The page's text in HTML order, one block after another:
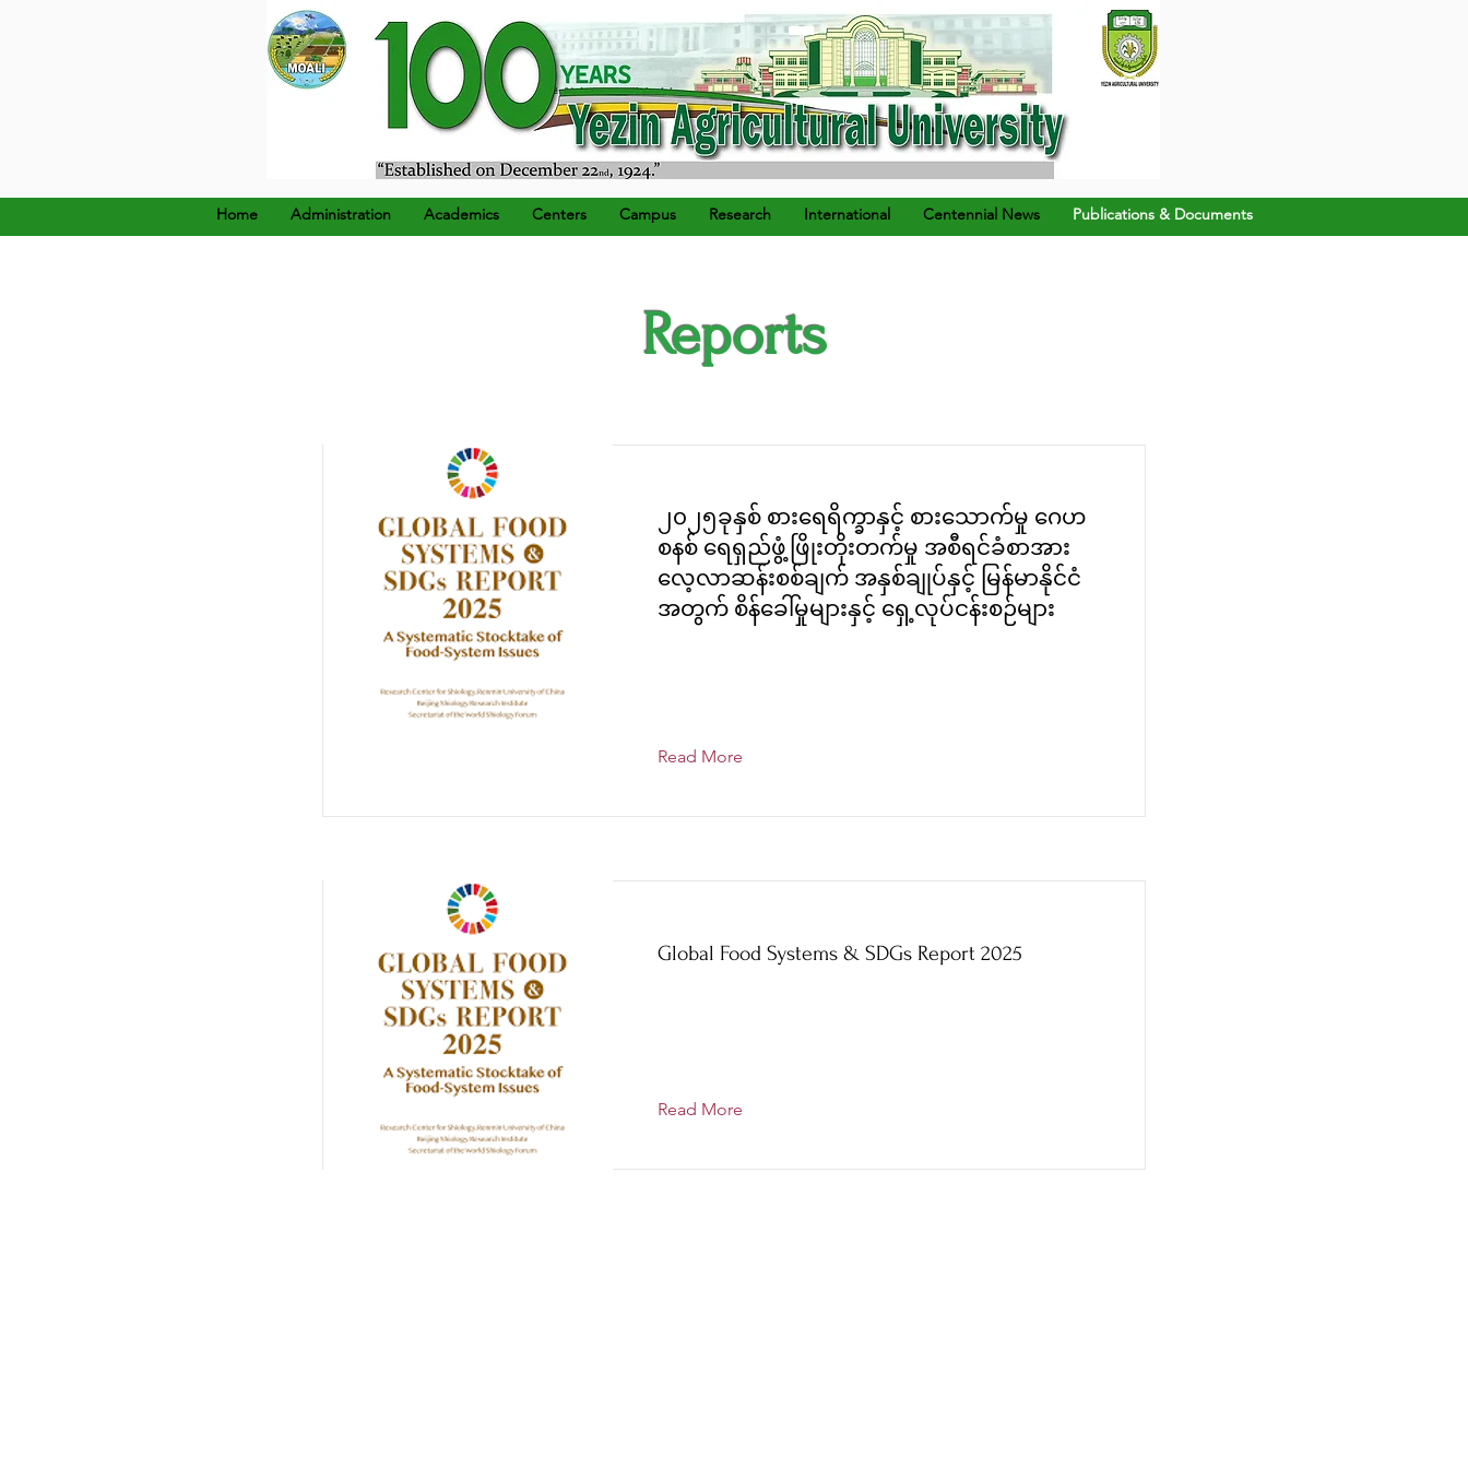
၁၉၂၄ ခုနှစ်၊ ဒီဇင်ဘာ (၂၂) ရက်နေ့တွင် စတင်တည်ထောင်သည်။
Home Administration Academics Centers Campus Research International Centennial News Publications & Documents
Reports
၂၀၂၅ခုနှစ် စားရေရိက္ခာနှင့် စားသောက်မှု ဂေဟ
စနစ် ရေရှည်ဖွံ့ဖြိုးတိုးတက်မှု အစီရင်ခံစာအား
လေ့လာဆန်းစစ်ချက် အနှစ်ချုပ်နှင့် မြန်မာနိုင်ငံ
အတွက် စိန်ခေါ်မှုများနှင့် ရှေ့လုပ်ငန်းစဉ်များ
Read More
Global Food Systems & SDGs Report 2025
Read More